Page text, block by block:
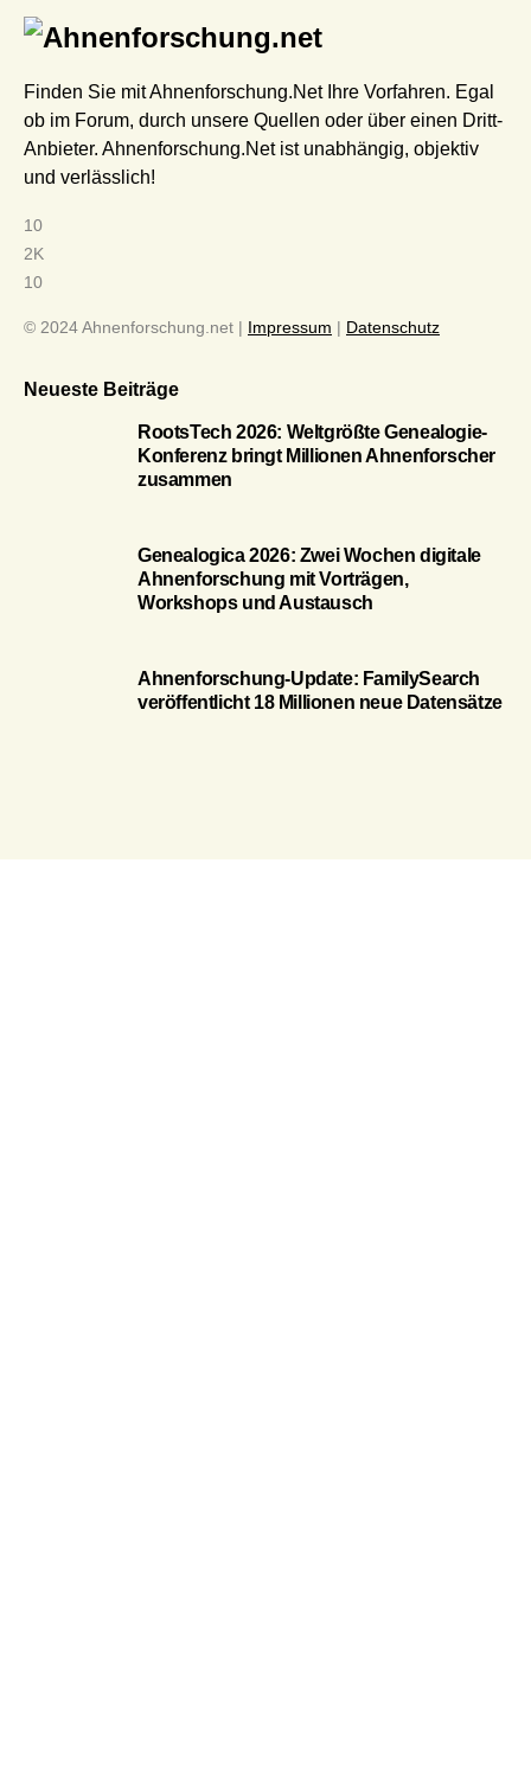
Finden Sie mit Ahnenforschung.Net Ihre Vorfahren. Egal
ob im Forum, durch unsere Quellen oder über einen Dritt-
Anbieter. Ahnenforschung.Net ist unabhängig, objektiv
und verlässlich!
10
2K
10
© 2024 Ahnenforschung.net | Impressum | Datenschutz
Neueste Beiträge
RootsTech 2026: Weltgrößte Genealogie-
Konferenz bringt Millionen Ahnenforscher
zusammen
Genealogica 2026: Zwei Wochen digitale
Ahnenforschung mit Vorträgen,
Workshops und Austausch
Ahnenforschung-Update: FamilySearch
veröffentlicht 18 Millionen neue Datensätze